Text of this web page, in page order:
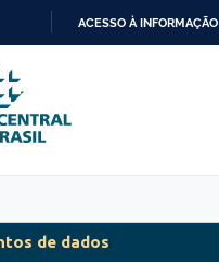
PARA
O
CONTEÚDO
ACESSO À INFORMAÇÃO
de dados